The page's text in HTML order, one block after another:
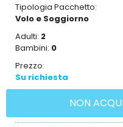
Tipologia Pacchetto:
Volo e Soggiorno
Adulti: 2
Bambini: 0
Prezzo:
Su richiesta
NON